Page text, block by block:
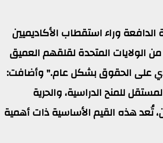
وراء استقطاب الأكاديميين
من الولايات المتحدة لقلقهم العميق
على الحقوق بشكل عام." وأضافت:
للمنح الدراسية، والحرية
تُعد هذه القيم الأساسية ذات أهمية